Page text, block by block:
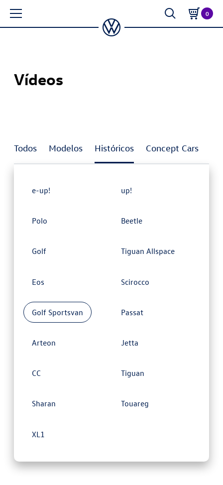
0
Vídeos
Todos Modelos Históricos Concept Cars
e-up! up!
Polo Beetle
Golf Tiguan Allspace
Eos Scirocco
Golf Sportsvan Passat
Arteon Jetta
CC Tiguan
Sharan Touareg
XL1